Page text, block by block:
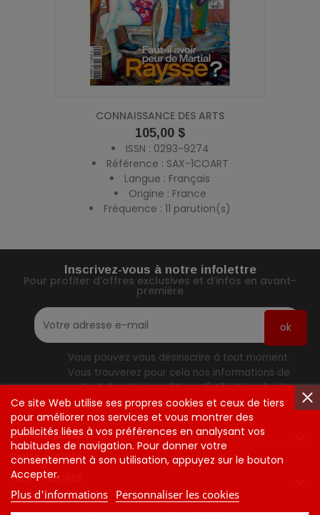
CONNAISSANCE DES ARTS
Prix
105,00 $
ISSN : 0293-9274
Référence : SAX-1COART
Langue : Français
Origine : France
Fréquence : 11 parution(s)
Inscrivez-vous à notre infolettre
Pour profiter d’offres exclusives et d’infos en avant-
première
Vous pouvez vous désinscrire à tout moment.
Vous trouverez pour cela nos informations de
contact dans les conditions d'utilisation du site.
Contactez-Nous
Notre Société
Notre Société
Ce site Web utilise ses propres cookies et ceux de tiers
pour améliorer nos services et vous montrer des
publicités liées à vos préférences en analysant vos
habitudes de navigation. Pour donner votre
consentement à son utilisation, appuyez sur le bouton
Accepter.
Plus d'informations Personnaliser les cookies
FAQ
Commandes Et Retours